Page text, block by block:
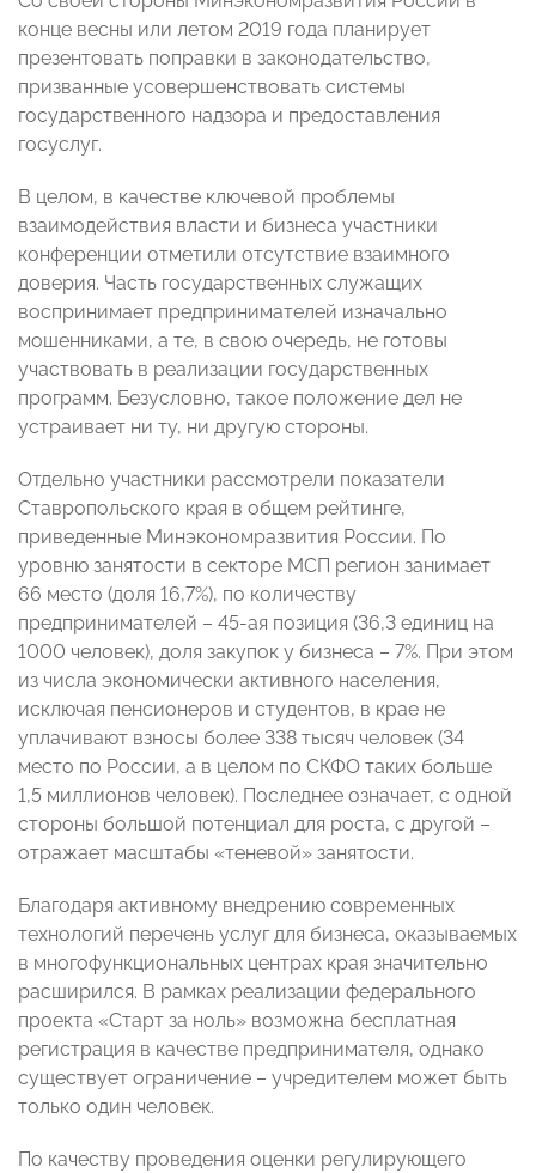
конце весны или летом 2019 года планирует
презентовать поправки в законодательство,
призванные усовершенствовать системы
государственного надзора и предоставления
госуслуг.
В целом, в качестве ключевой проблемы
взаимодействия власти и бизнеса участники
конференции отметили отсутствие взаимного
доверия. Часть государственных служащих
воспринимает предпринимателей изначально
мошенниками, а те, в свою очередь, не готовы
участвовать в реализации государственных
программ. Безусловно, такое положение дел не
устраивает ни ту, ни другую стороны.
Отдельно участники рассмотрели показатели
Ставропольского края в общем рейтинге,
приведенные Минэкономразвития России. По
уровню занятости в секторе МСП регион занимает
66 место (доля 16,7%), по количеству
предпринимателей – 45-ая позиция (36,3 единиц на
1000 человек), доля закупок у бизнеса – 7%. При этом
из числа экономически активного населения,
исключая пенсионеров и студентов, в крае не
уплачивают взносы более 338 тысяч человек (34
место по России, а в целом по СКФО таких больше
1,5 миллионов человек). Последнее означает, с одной
стороны большой потенциал для роста, с другой –
отражает масштабы «теневой» занятости.
Благодаря активному внедрению современных
технологий перечень услуг для бизнеса, оказываемых
в многофункциональных центрах края значительно
расширился. В рамках реализации федерального
проекта «Старт за ноль» возможна бесплатная
регистрация в качестве предпринимателя, однако
существует ограничение – учредителем может быть
только один человек.
По качеству проведения оценки регулирующего